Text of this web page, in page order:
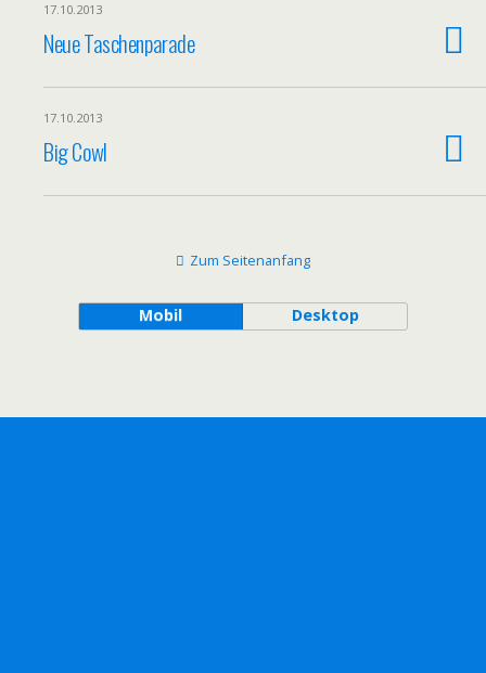
17.10.2013
Neue Taschenparade
17.10.2013
Big Cowl
Zum Seitenanfang
Mobil Desktop